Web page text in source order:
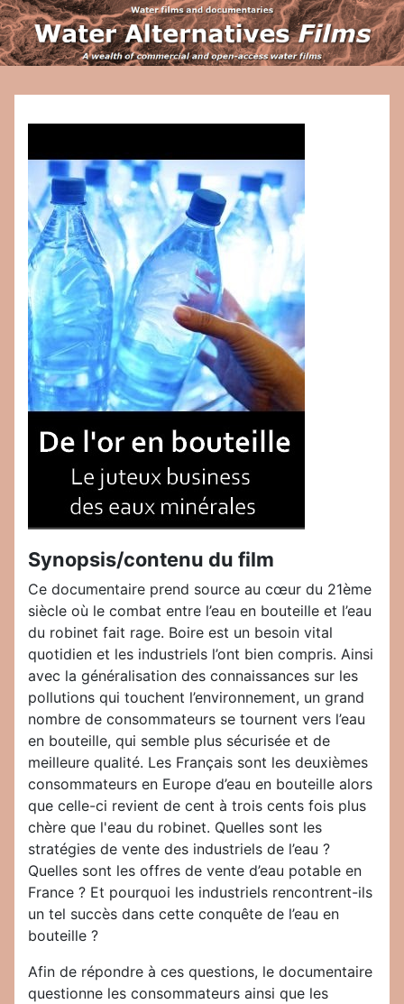
Synopsis/contenu du film
Ce documentaire prend source au cœur du 21ème
siècle où le combat entre l’eau en bouteille et l’eau
du robinet fait rage. Boire est un besoin vital
quotidien et les industriels l’ont bien compris. Ainsi
avec la généralisation des connaissances sur les
pollutions qui touchent l’environnement, un grand
nombre de consommateurs se tournent vers l’eau
en bouteille, qui semble plus sécurisée et de
meilleure qualité. Les Français sont les deuxièmes
consommateurs en Europe d’eau en bouteille alors
que celle-ci revient de cent à trois cents fois plus
chère que l'eau du robinet. Quelles sont les
stratégies de vente des industriels de l’eau ?
Quelles sont les offres de vente d’eau potable en
France ? Et pourquoi les industriels rencontrent-ils
un tel succès dans cette conquête de l’eau en
bouteille ?
Afin de répondre à ces questions, le documentaire
questionne les consommateurs ainsi que les